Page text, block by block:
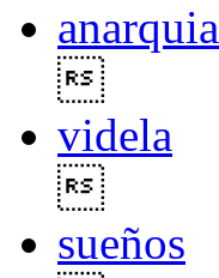
anarquia
videla
sueños